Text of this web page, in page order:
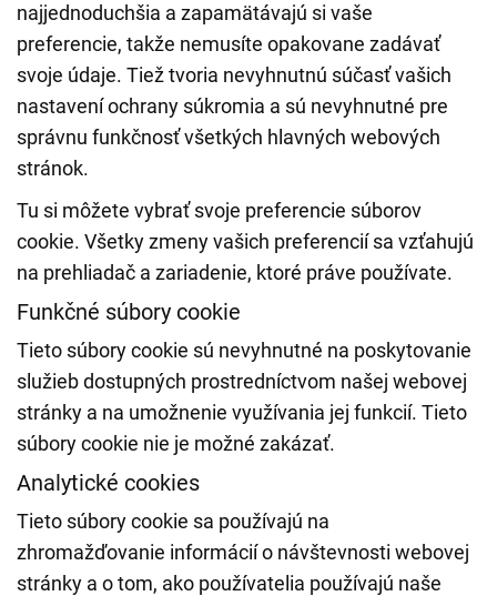
najjednoduchšia a zapamätávajú si vaše
preferencie, takže nemusíte opakovane zadávať
svoje údaje. Tiež tvoria nevyhnutnú súčasť vašich
nastavení ochrany súkromia a sú nevyhnutné pre
správnu funkčnosť všetkých hlavných webových
stránok.
Tu si môžete vybrať svoje preferencie súborov
cookie. Všetky zmeny vašich preferencií sa vzťahujú
na prehliadač a zariadenie, ktoré práve používate.
Funkčné súbory cookie
Tieto súbory cookie sú nevyhnutné na poskytovanie
služieb dostupných prostredníctvom našej webovej
stránky a na umožnenie využívania jej funkcií. Tieto
súbory cookie nie je možné zakázať.
Analytické cookies
Tieto súbory cookie sa používajú na
zhromažďovanie informácií o návštevnosti webovej
stránky a o tom, ako používatelia používajú naše